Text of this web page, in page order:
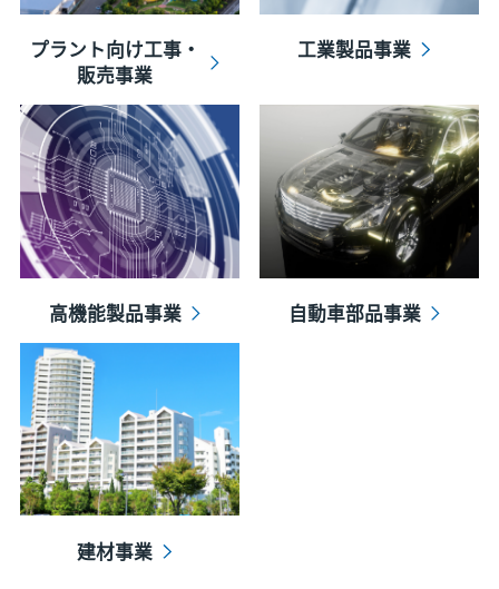
プラント向け工事・
販売事業
工業製品事業
高機能製品事業 自動車部品事業
建材事業